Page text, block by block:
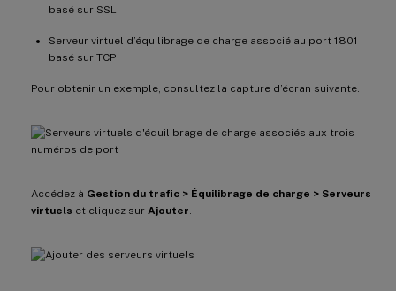
basé sur SSL
Serveur virtuel d’équilibrage de charge associé au port 1801
basé sur TCP
Pour obtenir un exemple, consultez la capture d’écran suivante.
Accédez à Gestion du trafic > Équilibrage de charge > Serveurs
virtuels et cliquez sur Ajouter